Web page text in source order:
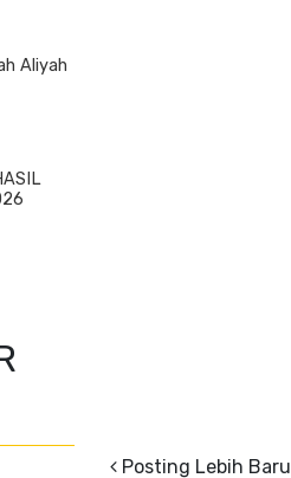
Posting Lebih Baru
Aliyah